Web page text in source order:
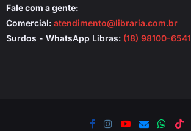
Fale com a gente:
Comercial: atendimento@libraria.com.br
Surdos - WhatsApp Libras: (18) 98100-6541